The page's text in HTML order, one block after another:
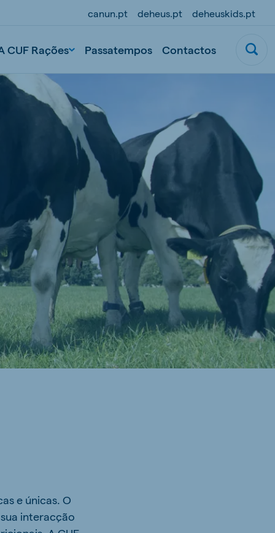
canun.pt deheus.pt deheuskids.pt
CUF Rações Passatempos Contactos
e únicas. O
interacção